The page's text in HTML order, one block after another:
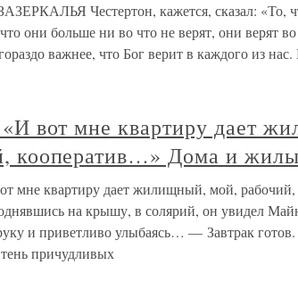
Честертон, кажется, сказал: «То,
что они больше ни во что не верят, они верят
важнее, что Бог верит в каждого из
«И вот мне квартиру дает
кооператив…» Дома и
мне квартиру дает жилищный, мой,
на крышу, в солярий, он увидел
и приветливо улыбаясь… — Завтрак
причудливых